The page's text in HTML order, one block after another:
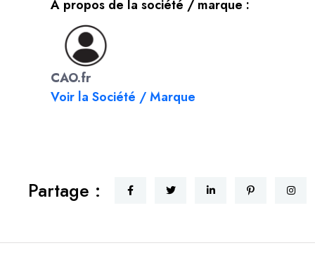
À propos de la société / marque :
CAO.fr
Voir la Société / Marque
Partage :